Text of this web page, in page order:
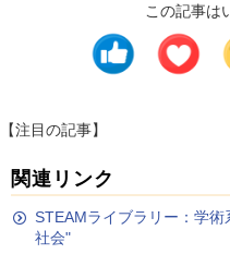
この記事は
【注目の記事】
関連リンク
STEAMライブラリー：学
社会"